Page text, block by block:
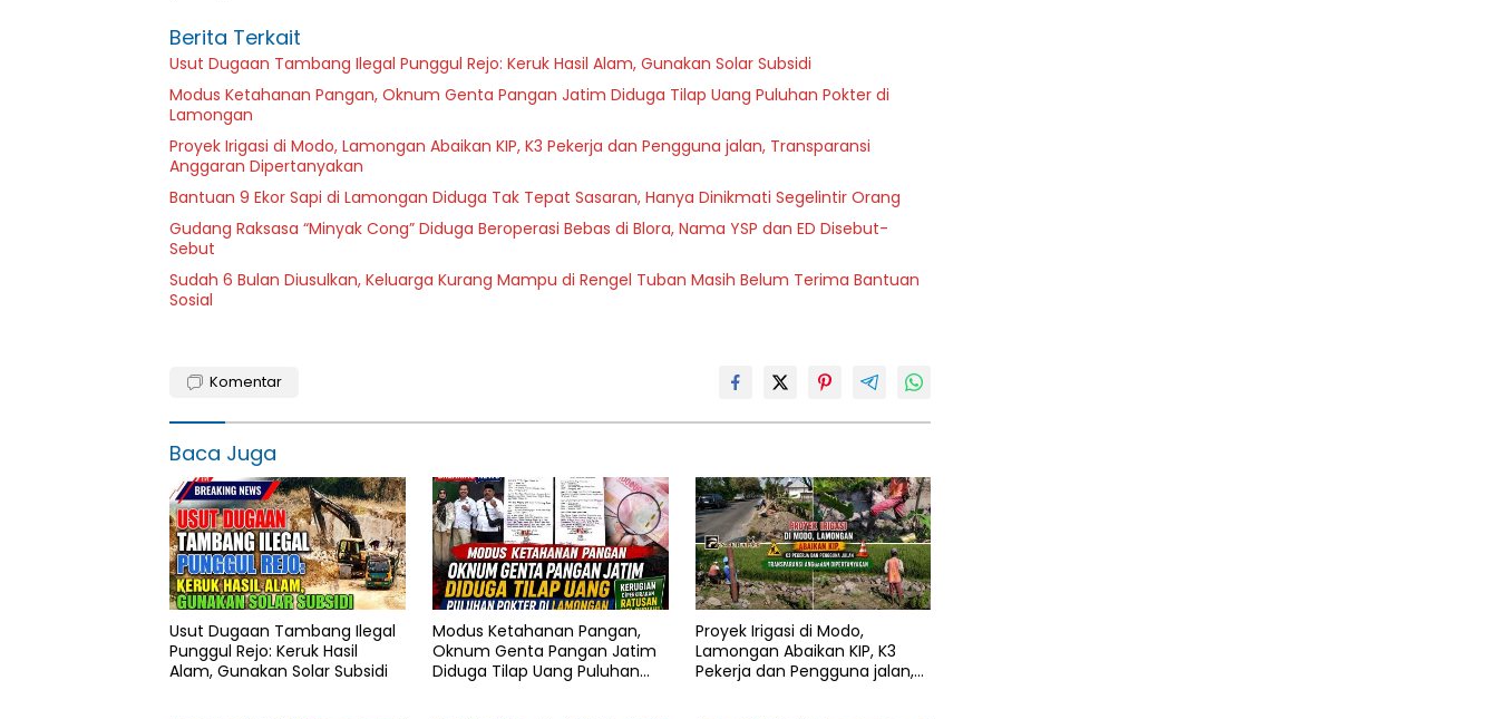
Berita Terkait
Usut Dugaan Tambang Ilegal Punggul Rejo: Keruk Hasil Alam, Gunakan Solar Subsidi
Modus Ketahanan Pangan, Oknum Genta Pangan Jatim Diduga Tilap Uang Puluhan Pokter di
Lamongan
Proyek Irigasi di Modo, Lamongan Abaikan KIP, K3 Pekerja dan Pengguna jalan, Transparansi
Anggaran Dipertanyakan
Bantuan 9 Ekor Sapi di Lamongan Diduga Tak Tepat Sasaran, Hanya Dinikmati Segelintir Orang
Gudang Raksasa “Minyak Cong” Diduga Beroperasi Bebas di Blora, Nama YSP dan ED Disebut-
Sebut
Sudah 6 Bulan Diusulkan, Keluarga Kurang Mampu di Rengel Tuban Masih Belum Terima Bantuan
Sosial
Komentar
Baca Juga
Usut Dugaan Tambang Ilegal
Punggul Rejo: Keruk Hasil
Alam, Gunakan Solar Subsidi
Modus Ketahanan Pangan,
Oknum Genta Pangan Jatim
Diduga Tilap Uang Puluhan
Proyek Irigasi di Modo,
Lamongan Abaikan KIP, K3
Pekerja dan Pengguna jalan,